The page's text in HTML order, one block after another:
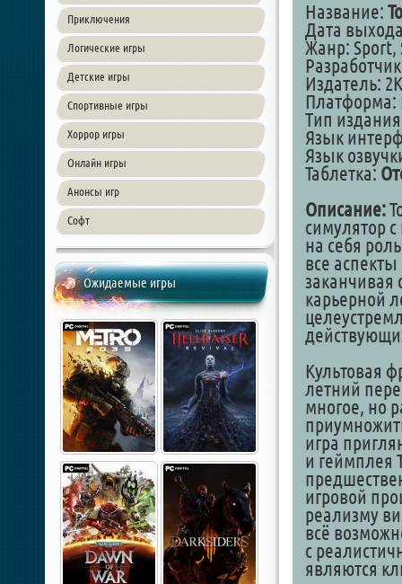
Приключения
Логические игры
Детские игры
Спортивные игры
Хоррор игры
Онлайн игры
Анонсы игр
Софт
Ожидаемые игры
Название:
Дата
Жанр: Sport,
Издатель:
Платформа:
Тип
Язык
Язык
Таблетка:
Описание:
симулятор
на себя
все
заканчивая
карьерной
Культовая
летний
многое, но
игра
и геймплея
игровой
реализму
всё
с
являются